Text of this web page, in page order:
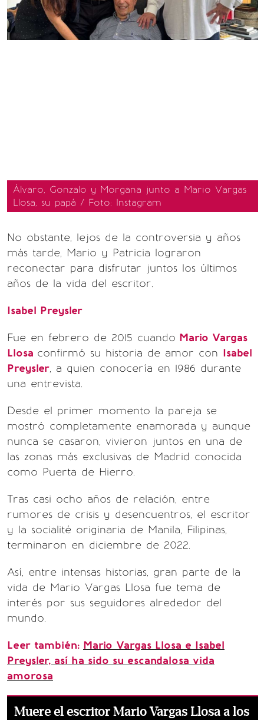
Álvaro, Gonzalo y Morgana junto a Mario Vargas
Llosa, su papá / Foto: Instagram
No obstante, lejos de la controversia y años
más tarde, Mario y Patricia lograron
reconectar para disfrutar juntos los últimos
años de la vida del escritor.
Isabel Preysler
Fue en febrero de 2015 cuando Mario Vargas
Llosa confirmó su historia de amor con Isabel
Preysler, a quien conocería en 1986 durante
una entrevista.
Desde el primer momento la pareja se
mostró completamente enamorada y aunque
nunca se casaron, vivieron juntos en una de
las zonas más exclusivas de Madrid conocida
como Puerta de Hierro.
Tras casi ocho años de relación, entre
rumores de crisis y desencuentros, el escritor
y la socialité originaria de Manila, Filipinas,
terminaron en diciembre de 2022.
Así, entre intensas historias, gran parte de la
vida de Mario Vargas Llosa fue tema de
interés por sus seguidores alrededor del
mundo.
Leer también: Mario Vargas Llosa e Isabel
Preysler, así ha sido su escandalosa vida
amorosa
Muere el escritor Mario Vargas Llosa a los